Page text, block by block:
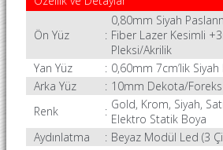
Ön Yüz :
0,80mm Siyah
Fiber Lazer Kesimli
Pleksi/Akrilik
Yan Yüz
: 0,60mm 7cm’lik
Arka Yüz
: 10mm Dekota/Foreks
Renk
: Gold, Krom, Siyah,
Elektro Statik Boya
Aydınlatma
: Beyaz Modül Led (3